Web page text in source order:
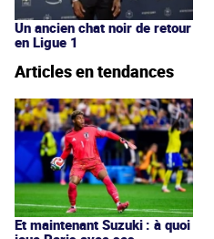
Un ancien chat noir de retour
en Ligue 1
Articles en tendances
Et maintenant Suzuki : à quoi